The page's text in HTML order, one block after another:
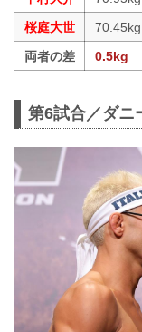
桜庭大世
70.45kg
両者の差
0.5kg
第6試合／ダニ